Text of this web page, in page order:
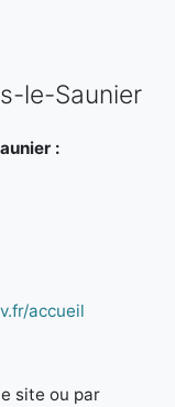
le-Saunier
:
accueil
site ou par